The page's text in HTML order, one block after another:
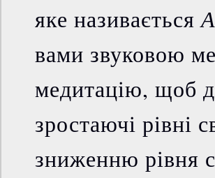
яке називається
вами звуковою
медитацію, щоб
зростаючі рівні
зниженню рівня